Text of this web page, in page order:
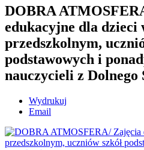
DOBRA
edukacyjne dla dzieci
przedszkolnym,
podstawowych i
nauczycieli z Dolnego
Wydrukuj
Email